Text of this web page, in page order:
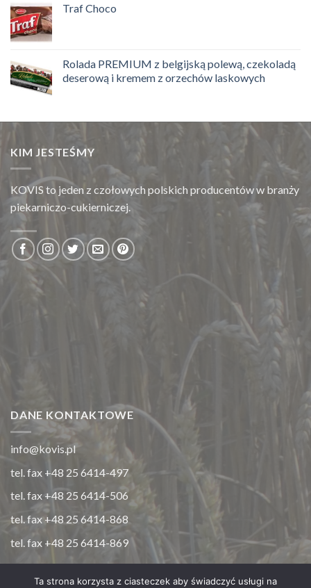
Traf Choco
Rolada PREMIUM z belgijską polewą, czekoladą
deserową i kremem z orzechów laskowych
KIM JESTEŚMY
KOVIS to jeden z czołowych polskich producentów w branży
piekarniczo-cukierniczej.
DANE KONTAKTOWE
info@kovis.pl
tel. fax +48 25 6414-497
tel. fax +48 25 6414-506
tel. fax +48 25 6414-868
tel. fax +48 25 6414-869
Ta strona korzysta z ciasteczek aby świadczyć usługi na